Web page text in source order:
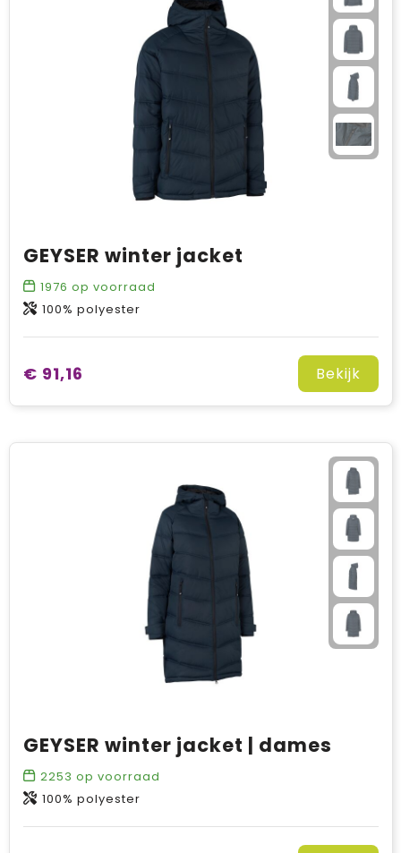
GEYSER winter jacket
1976 op voorraad
100% polyester
€ 91,16 Bekijk
GEYSER winter jacket | dames
2253 op voorraad
100% polyester